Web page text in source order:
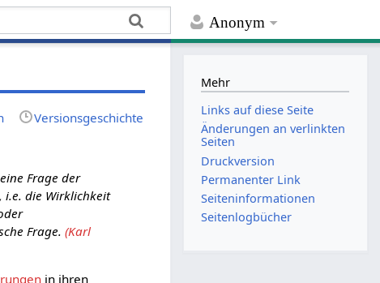
Anonym
Versionsgeschichte
Frage der
i.e. die Wirklichkeit
Frage.(Karl
in ihren
Mehr
Links auf diese Seite
Änderungen an verlinkten
Seiten
Druckversion
Permanenter Link
Seiten­­informationen
Seitenlogbücher